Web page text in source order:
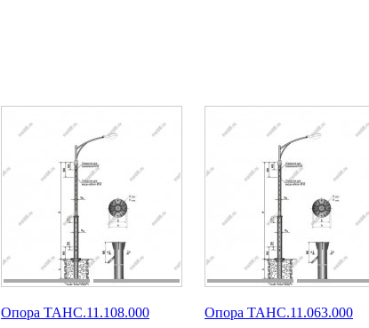
Опора ТАНС.11.108.000
Опора ТАНС.11.063.000